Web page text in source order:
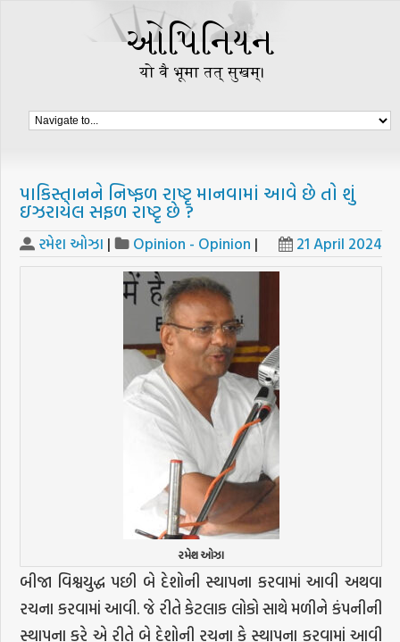
પાકિસ્તાનને નિષ્ફળ રાષ્ટૃ માનવામાં આવે છે તો શું
ઇઝરાયેલ સફળ રાષ્ટૃ છે ?
રમેશ ઓઝા | Opinion - Opinion | 21 April 2024
રમેશ ઓઝા
બીજા વિશ્વયુદ્ધ પછી બે દેશોની સ્થાપના કરવામાં આવી અથવા
રચના કરવામાં આવી. જે રીતે કેટલાક લોકો સાથે મળીને કંપનીની
સ્થાપના કરે એ રીતે બે દેશોની રચના કે સ્થાપના કરવામાં આવી